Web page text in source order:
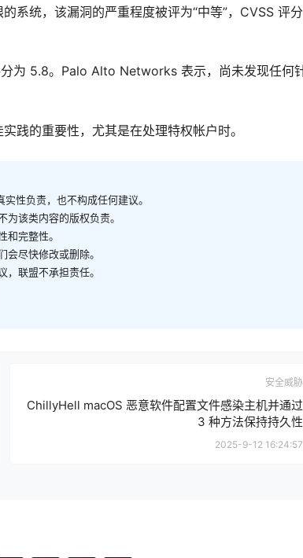
系统，该漏洞的严重程度被评为“中等”，CVSS 评
为 5.8。Palo Alto Networks 表示，尚未发现任何
践的重要性，尤其是在处理特权帐户时。
性负责，也不构成任何建议。
该类内容的版权负责。
完整性。
尽快修改或删除。
联盟不承担责任。
安全威胁
ChillyHell macOS 恶意软件配置文件感染主机并通过
3 种方法保持持久性
2025-9-12 16:24:57